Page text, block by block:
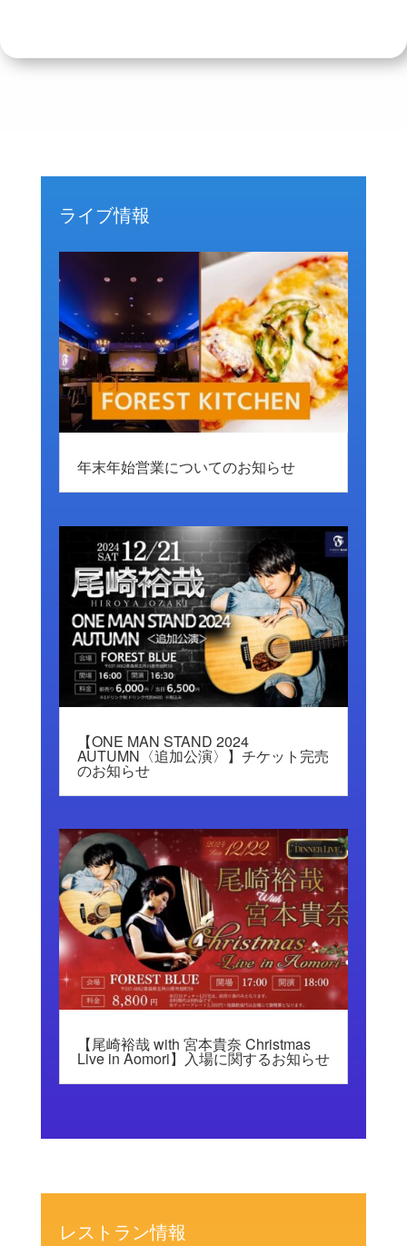
ライブ情報
年末年始営業についてのお知らせ
【ONE MAN STAND 2024
AUTUMN〈追加公演〉】チケット完売
のお知らせ
【尾崎裕哉 with 宮本貴奈 Christmas
Live in Aomori】入場に関するお知らせ
レストラン情報